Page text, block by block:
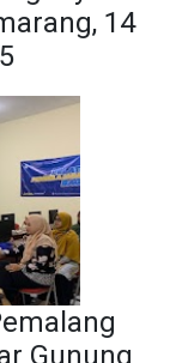
14
Gunung